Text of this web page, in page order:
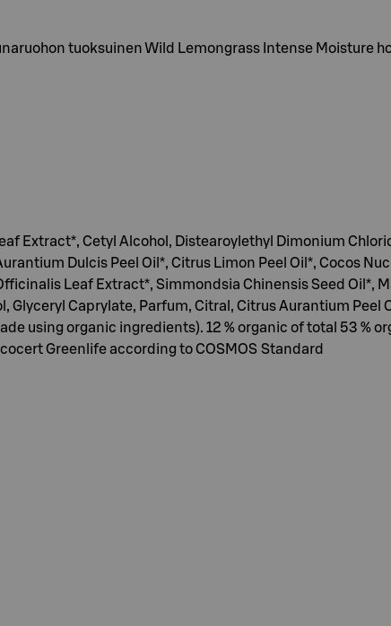
tuoksuinen Wild Lemongrass Intense Moisture
Extract*, Cetyl Alcohol, Distearoylethyl Dimonium
Dulcis Peel Oil*, Citrus Limon Peel Oil*, Cocos
Leaf Extract*, Simmondsia Chinensis Seed Oil*,
Glyceryl Caprylate, Parfum, Citral, Citrus Aurantium Peel
using organic ingredients). 12 % organic of total 53 %
Greenlife according to COSMOS Standard